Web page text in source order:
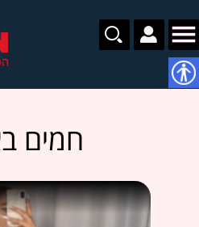
חמים